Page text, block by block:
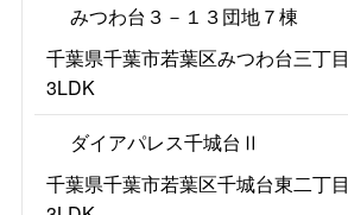
みつわ台３－１３団地７棟
千葉県千葉市若葉区みつわ台三丁目
3LDK
ダイアパレス千城台Ⅱ
千葉県千葉市若葉区千城台東二丁目